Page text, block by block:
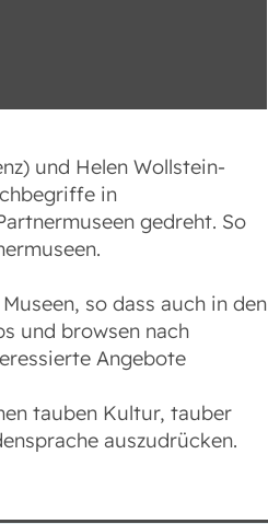
und Helen Wollstein-
in
gedreht. So
so dass auch in den
und browsen nach
Angebote
tauben Kultur, tauber
auszudrücken.